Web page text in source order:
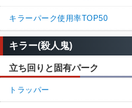
キラーパーク使用率TOP50
キラー(殺人鬼)
立ち回りと固有パーク
トラッパー